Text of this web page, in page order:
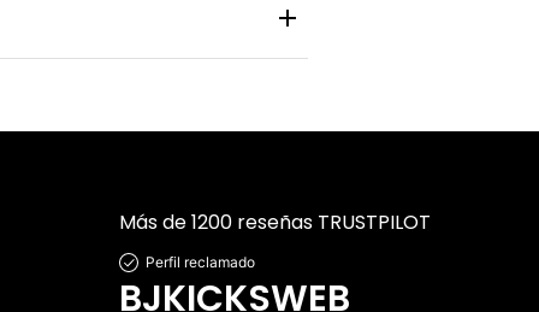
Más de 1200 reseñas TRUSTPILOT
Perfil reclamado
BJKICKSWEB